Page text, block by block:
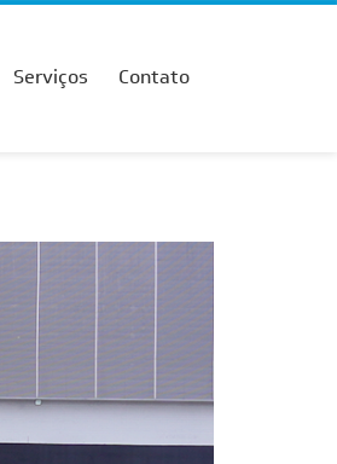
Serviços Contato